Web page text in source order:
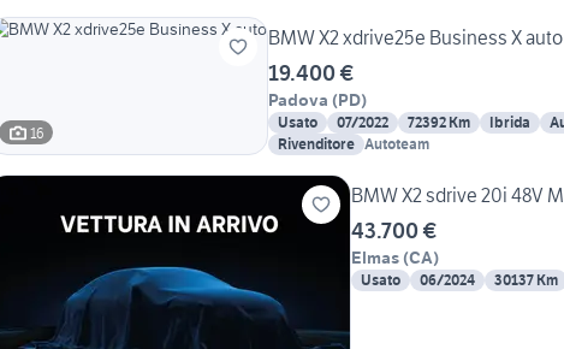
16
BMW X2 xdrive25e Business X auto
19.400 €
Padova (PD)
Usato 07/2022 72392 Km Ibrida
Rivenditore Autoteam
BMW X2 sdrive 20i 48V
43.700 €
Elmas (CA)
Usato 06/2024 30137 Km